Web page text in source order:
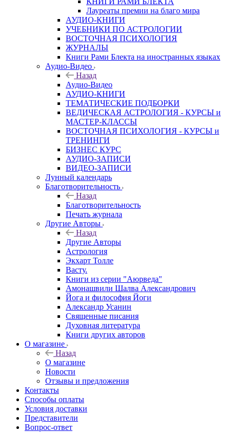
Лауреаты премии на благо мира
АУДИО-КНИГИ
УЧЕБНИКИ ПО АСТРОЛОГИИ
ВОСТОЧНАЯ ПСИХОЛОГИЯ
ЖУРНАЛЫ
Книги Рами Блекта на иностранных языках
Аудио-Видео
Назад
Аудио-Видео
АУДИО-КНИГИ
ТЕМАТИЧЕСКИЕ ПОДБОРКИ
ВЕДИЧЕСКАЯ АСТРОЛОГИЯ - КУРСЫ и
МАСТЕР-КЛАССЫ
ВОСТОЧНАЯ ПСИХОЛОГИЯ - КУРСЫ и
ТРЕНИНГИ
БИЗНЕС КУРС
АУДИО-ЗАПИСИ
ВИДЕО-ЗАПИСИ
Лунный календарь
Благотворительность
Назад
Благотворительность
Печать журнала
Другие Aвторы
Назад
Другие Aвторы
Астрология
Экхарт Толле
Васту.
Книги из серии "Аюрведа"
Амонашвили Шалва Александрович
Йога и философия Йоги
Александр Усанин
Священные писания
Духовная литература
Книги других авторов
О магазине
Назад
О магазине
Новости
Отзывы и предложения
Контакты
Способы оплаты
Условия доставки
Представители
Вопрос-ответ